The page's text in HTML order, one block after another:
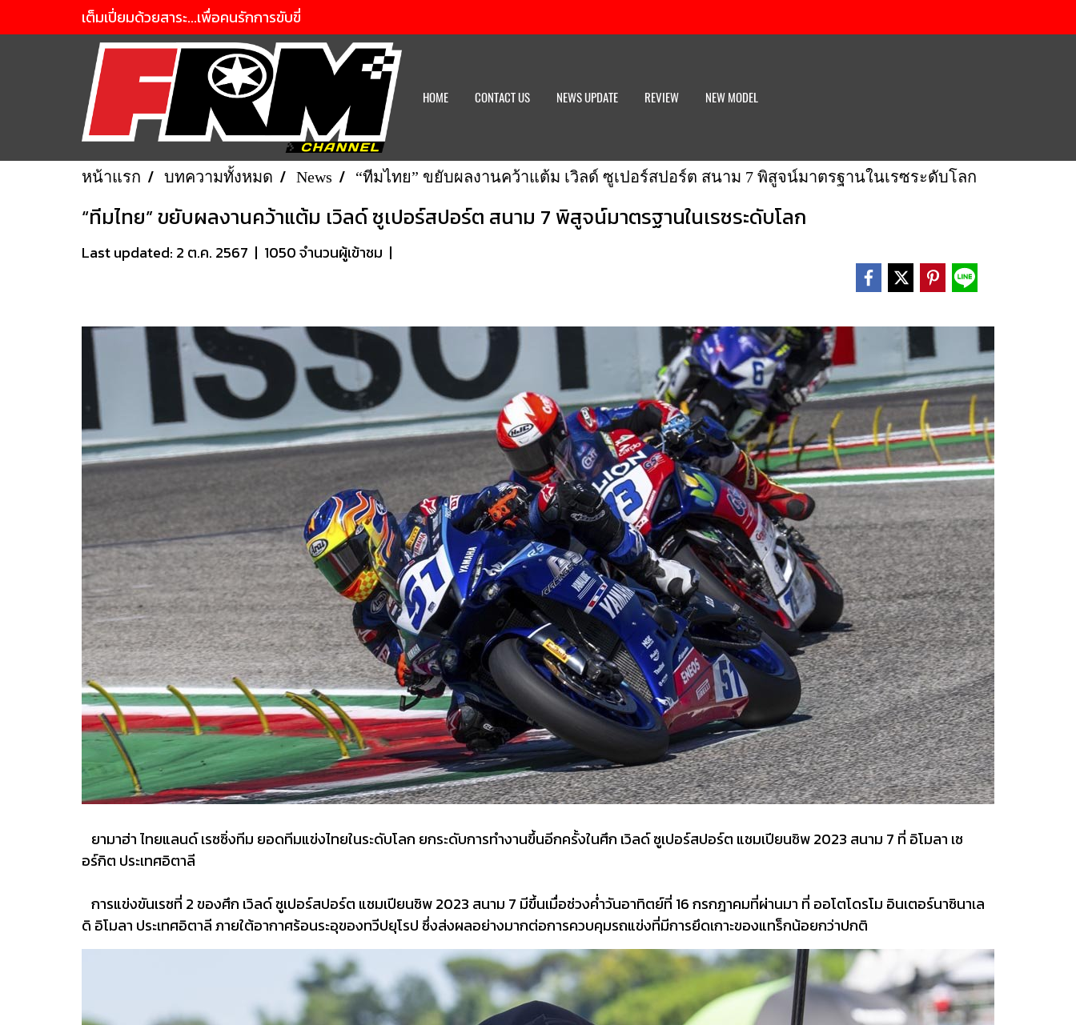
เต็มเปี่ยมด้วยสาระ...เพื่อคนรักการขับขี่
HOME CONTACT US NEWS UPDATE REVIEW NEW MODEL
หน้าแรก บทความทั้งหมด News “ทีมไทย” ขยับผลงานคว้าแต้ม เวิลด์ ซูเปอร์สปอร์ต สนาม 7 พิสูจน์มาตรฐานในเรซระดับโลก
“ทีมไทย” ขยับผลงานคว้าแต้ม เวิลด์ ซูเปอร์สปอร์ต สนาม 7 พิสูจน์มาตรฐานในเรซระดับโลก
Last updated: 2 ต.ค. 2567 | 1050 จำนวนผู้เข้าชม |
ยามาฮ่า ไทยแลนด์ เรซซิ่งทีม ยอดทีมแข่งไทยในระดับโลก ยกระดับการทำงานขึ้นอีกครั้งในศึก เวิลด์ ซูเปอร์สปอร์ต แชมเปียนชิพ 2023 สนาม 7 ที่ อิโมลา เซ
อร์กิต ประเทศอิตาลี
การแข่งขันเรซที่ 2 ของศึก เวิลด์ ซูเปอร์สปอร์ต แชมเปียนชิพ 2023 สนาม 7 มีขึ้นเมื่อช่วงค่ำวันอาทิตย์ที่ 16 กรกฎาคมที่ผ่านมา ที่ ออโตโดรโม อินเตอร์นาซินาเล
ดิ อิโมลา ประเทศอิตาลี ภายใต้อากาศร้อนระอุของทวีปยุโรป ซึ่งส่งผลอย่างมากต่อการควบคุมรถแข่งที่มีการยึดเกาะของแทร็กน้อยกว่าปกติ